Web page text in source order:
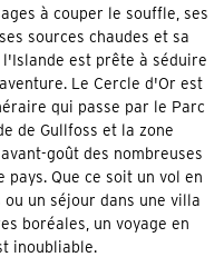
à couper le souffle, ses
sources chaudes et sa
est prête à séduire
Le Cercle d'Or est
qui passe par le Parc
de Gullfoss et la zone
goût des nombreuses
Que ce soit un vol en
un séjour dans une villa
boréales, un voyage en
inoubliable.